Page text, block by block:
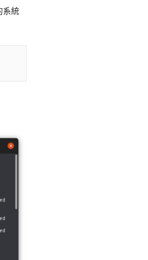
系統